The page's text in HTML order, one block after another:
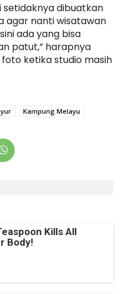
setidaknya dibuatkan
agar nanti wisatawan
ada yang bisa
patut,” harapnya
ketika studio masih
Kampung Melayu
Kills All
Body!